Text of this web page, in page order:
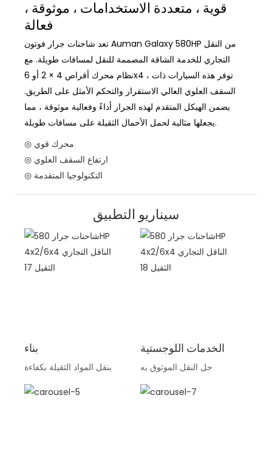
قوية ، متعددة الاستخدامات ، موثوقة ،
فعالة
تعد شاحنات جرار فوتون Auman Galaxy 580HP من النقل
التجاري للخدمة الشاقة المصممة للنقل لمسافات طويلة. مع
نظام محرك أقراص 4 × 2 أو 6x4 ، توفر هذه السيارات ذات
السقف العلوي العالي الاستقرار والتحكم الأمثل على الطريق.
يضمن الهيكل المتقدم لهذه الجرار أداءً وفعالية موثوقة ، مما
يجعلها مثالية لحمل الأحمال الثقيلة على مسافات طويلة.
◎ محرك قوي
◎ ارتفاع السقف العلوي
◎ التكنولوجيا المتقدمة
سيناريو التطبيق
بناء
بنقل المواد الثقيلة بكفاءة
الخدمات اللوجستية
حل النقل الموثوق به